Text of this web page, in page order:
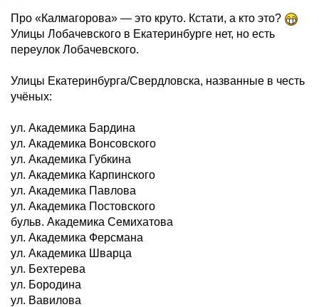
Про «Калмагорова» — это круто. Кстати, а кто это?
Улицы Лобачевского в Екатеринбурге нет, но есть
переулок Лобачевского.
Улицы Екатеринбурга/Свердловска, названные в честь
учёных:
ул. Академика Бардина
ул. Академика Вонсовского
ул. Академика Губкина
ул. Академика Карпинского
ул. Академика Павлова
ул. Академика Постовского
бульв. Академика Семихатова
ул. Академика Ферсмана
ул. Академика Шварца
ул. Бехтерева
ул. Бородина
ул. Вавилова